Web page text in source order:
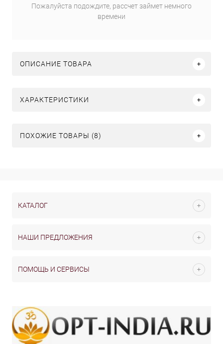
Пожалуйста подождите, рассчет займет немного
времени
ОПИСАНИЕ ТОВАРА
ХАРАКТЕРИСТИКИ
ПОХОЖИЕ ТОВАРЫ (8)
КАТАЛОГ
НАШИ ПРЕДЛОЖЕНИЯ
ПОМОЩЬ И СЕРВИСЫ